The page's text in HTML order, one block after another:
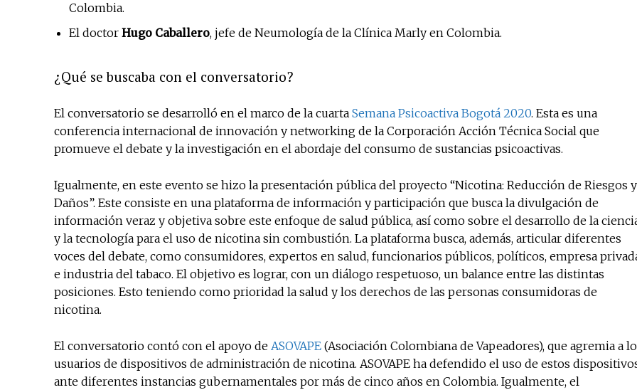
Colombia.
El doctor Hugo Caballero, jefe de Neumología de la Clínica Marly en Colombia.
¿Qué se buscaba con el conversatorio?
El conversatorio se desarrolló en el marco de la cuarta Semana Psicoactiva Bogotá 2020. Esta es una
conferencia internacional de innovación y networking de la Corporación Acción Técnica Social que
promueve el debate y la investigación en el abordaje del consumo de sustancias psicoactivas.
Igualmente, en este evento se hizo la presentación pública del proyecto “Nicotina: Reducción de Riesgos y
Daños”. Este consiste en una plataforma de información y participación que busca la divulgación de
información veraz y objetiva sobre este enfoque de salud pública, así como sobre el desarrollo de la
y la tecnología para el uso de nicotina sin combustión. La plataforma busca, además, articular diferentes
voces del debate, como consumidores, expertos en salud, funcionarios públicos, políticos, empresa
e industria del tabaco. El objetivo es lograr, con un diálogo respetuoso, un balance entre las distintas
posiciones. Esto teniendo como prioridad la salud y los derechos de las personas consumidoras de
nicotina.
El conversatorio contó con el apoyo de ASOVAPE (Asociación Colombiana de Vapeadores), que agremia a
usuarios de dispositivos de administración de nicotina. ASOVAPE ha defendido el uso de estos
ante diferentes instancias gubernamentales por más de cinco años en Colombia. Igualmente, el